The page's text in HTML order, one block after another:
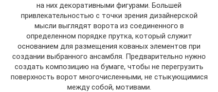
на них декоративными фигурами. Большей
привлекательностью с точки зрения дизайнерской
мысли выглядят ворота из соединенного в
определенном порядке прутка, который служит
основанием для размещения кованых элементов при
создании выбранного ансамбля. Предварительно нужно
создать композицию на бумаге, чтобы не перегрузить
поверхность ворот многочисленными, не стыкующимися
между собой, мотивами.